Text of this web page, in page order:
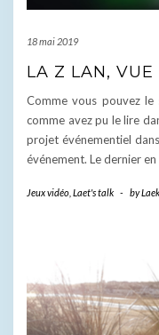
18 mai 2019
LA Z LAN, VUE
Comme vous pouvez
comme avez pu le lire
projet événementiel
événement. Le dernier
Jeux vidéo Laet's talk - by